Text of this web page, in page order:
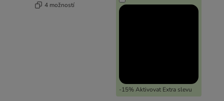
4 možností
-15% Aktivovat Extra slevu